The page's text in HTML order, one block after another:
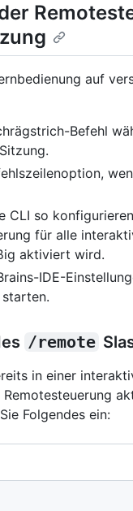
auf
Befehl
CLI so
für alle
aktiviert wird.
IDE-
/remote
in einer
Folgendes ein: